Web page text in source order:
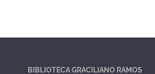
BIBLIOTECA GRACILIANO RAMOS